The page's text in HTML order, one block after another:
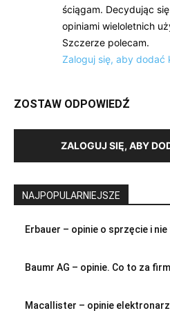
ściągam. Decydując
opiniami wieloletnich
Szczerze polecam.
Zaloguj się, aby dodać
ZOSTAW ODPOWIEDŹ
ZALOGUJ SIĘ, ABY
NAJPOPULARNIEJSZE
Erbauer – opinie o sprzęcie i
Baumr AG – opinie. Co to za
Macallister – opinie